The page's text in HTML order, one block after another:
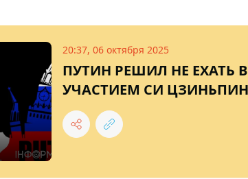
20:37, 06 октября 2025
ПУТИН РЕШИЛ НЕ
УЧАСТИЕМ СИ